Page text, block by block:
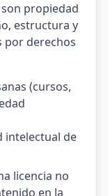
propiedad
estructura y
por derechos
(cursos,
intelectual de
licencia no
en la